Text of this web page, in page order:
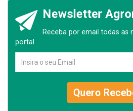
Newsletter
Receba por email todas as
portal.
Quero